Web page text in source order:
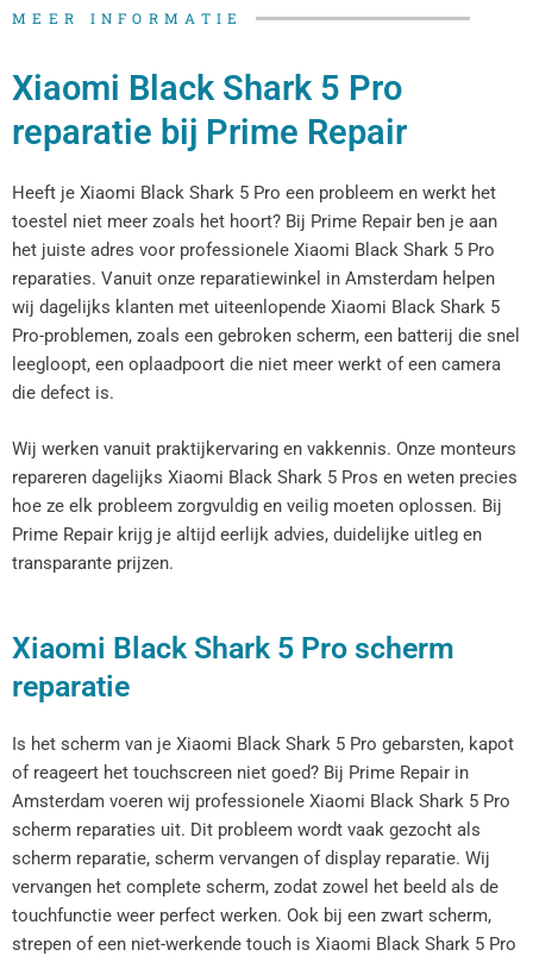
MEER INFORMATIE
Xiaomi Black Shark 5 Pro
reparatie bij Prime Repair
Heeft je Xiaomi Black Shark 5 Pro een probleem en werkt het
toestel niet meer zoals het hoort? Bij Prime Repair ben je aan
het juiste adres voor professionele Xiaomi Black Shark 5 Pro
reparaties. Vanuit onze reparatiewinkel in Amsterdam helpen
wij dagelijks klanten met uiteenlopende Xiaomi Black Shark 5
Pro-problemen, zoals een gebroken scherm, een batterij die snel
leegloopt, een oplaadpoort die niet meer werkt of een camera
die defect is.
Wij werken vanuit praktijkervaring en vakkennis. Onze monteurs
repareren dagelijks Xiaomi Black Shark 5 Pros en weten precies
hoe ze elk probleem zorgvuldig en veilig moeten oplossen. Bij
Prime Repair krijg je altijd eerlijk advies, duidelijke uitleg en
transparante prijzen.
Xiaomi Black Shark 5 Pro scherm
reparatie
Is het scherm van je Xiaomi Black Shark 5 Pro gebarsten, kapot
of reageert het touchscreen niet goed? Bij Prime Repair in
Amsterdam voeren wij professionele Xiaomi Black Shark 5 Pro
scherm reparaties uit. Dit probleem wordt vaak gezocht als
scherm reparatie, scherm vervangen of display reparatie. Wij
vervangen het complete scherm, zodat zowel het beeld als de
touchfunctie weer perfect werken. Ook bij een zwart scherm,
strepen of een niet-werkende touch is Xiaomi Black Shark 5 Pro